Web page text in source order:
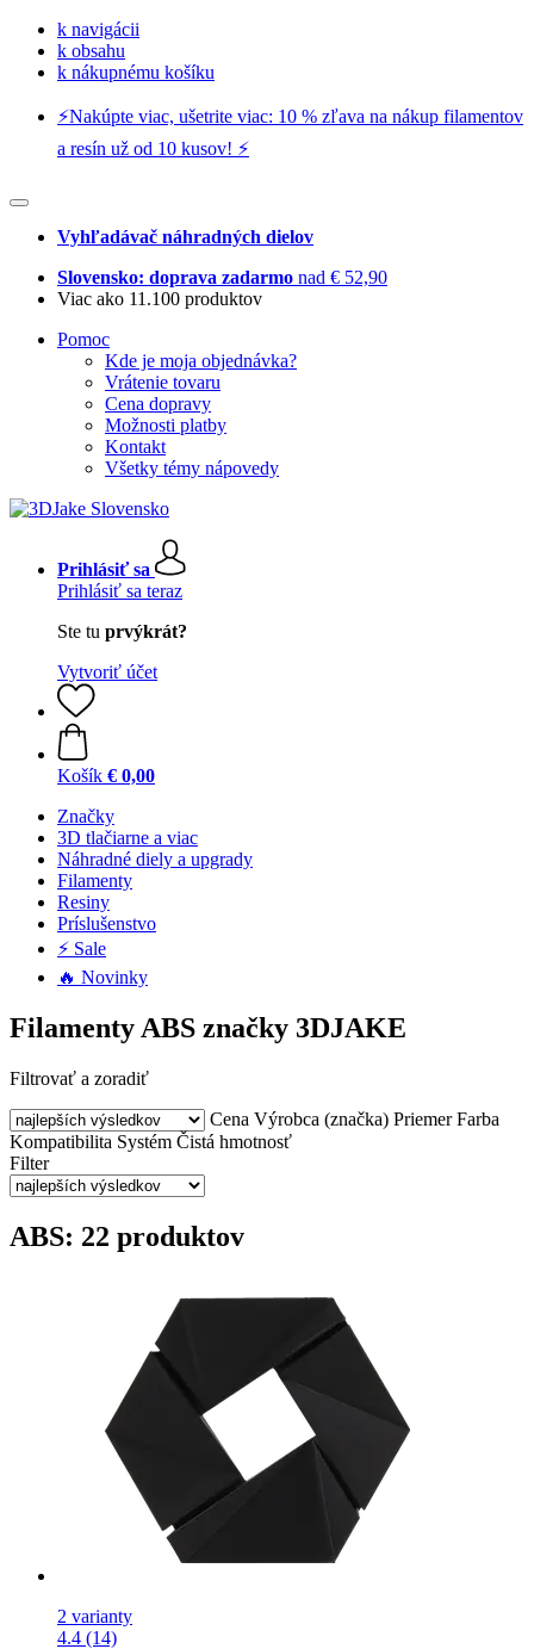
k navigácii
k obsahu
k nákupnému košíku
⚡️Nakúpte viac, ušetrite viac: 10 % zľava na nákup filamentov
a resín už od 10 kusov! ⚡️
Vyhľadávač náhradných dielov
Slovensko: doprava zadarmo nad € 52,90
Viac ako 11.100 produktov
Pomoc
Kde je moja objednávka?
Vrátenie tovaru
Cena dopravy
Možnosti platby
Kontakt
Všetky témy nápovedy
Prihlásiť sa
Prihlásiť sa teraz
Ste tu prvýkrát?
Vytvoriť účet
Košík € 0,00
Značky
3D tlačiarne a viac
Náhradné diely a upgrady
Filamenty
Resiny
Príslušenstvo
⚡ Sale
🔥 Novinky
Filamenty ABS značky 3DJAKE
Filtrovať a zoradiť
Cena Výrobca (značka) Priemer Farba
Kompatibilita Systém Čistá hmotnosť
Filter
ABS: 22 produktov
2 varianty
4.4 (14)